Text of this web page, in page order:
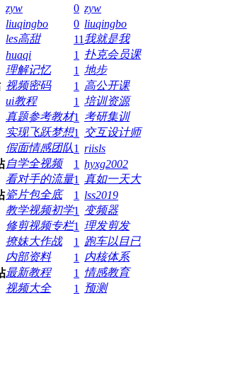
zyw 0 zyw
liuqingbo 0 liuqingbo
les高甜 11 我就是我
huaqi 1
扑克会员课
理解记忆 1 地步
视频密码 1
高公开课
ui教程 1 培训资源
真题参考教材1
考研集训
实现飞跃梦想1
交互设计师
假面情感团队1 riisls
自学全视频 1 hyxg2002
看对手的流量1 真如一天大
瓷片包全底 1
lss2019
教学视频初学1
变频器
修剪视频专栏1 理发剪发
撩妹大作战 1
跑车以目已
内部资料 1
内核体系
最新教程 1
情感教育
视频大全 1
预测